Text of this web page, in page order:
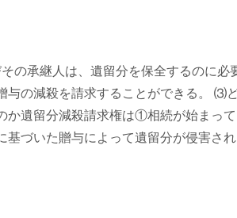
の承継人は、遺留分を保全するのに必
与の減殺を請求することができる。 ⑶
か遺留分減殺請求権は①相続が始まっ
基づいた贈与によって遺留分が侵害さ